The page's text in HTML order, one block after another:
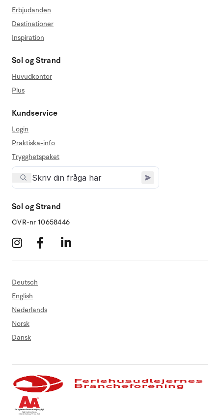
Erbjudanden
Destinationer
Inspiration
Sol og Strand
Huvudkontor
Plus
Kundservice
Login
Praktiska-info
Trygghetspaket
Sol og Strand
CVR-nr 10658446
Deutsch
English
Nederlands
Norsk
Dansk